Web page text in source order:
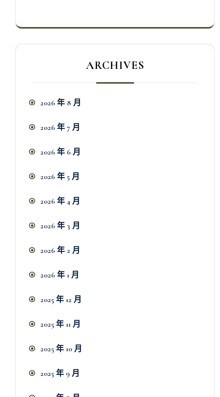
ARCHIVES
2026 年 8 月
2026 年 7 月
2026 年 6 月
2026 年 5 月
2026 年 4 月
2026 年 3 月
2026 年 2 月
2026 年 1 月
2025 年 12 月
2025 年 11 月
2025 年 10 月
2025 年 9 月